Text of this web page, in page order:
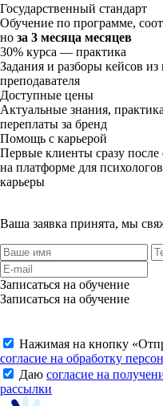
Государственный стандарт
Обучение по программе,
но за 3 месяца месяцев
30% курса — практика
Задания и разборы кейсов
преподавателя
Доступные цены
Актуальные знания,
переплаты за бренд
Помощь с карьерой
Первые клиенты сразу после
на платформе для
карьеры
Ваша заявка принята, мы
Записаться на обучение
Записаться на обучение
Нажимая на кнопку «
согласие на обработку
Даю согласие на
рассылки